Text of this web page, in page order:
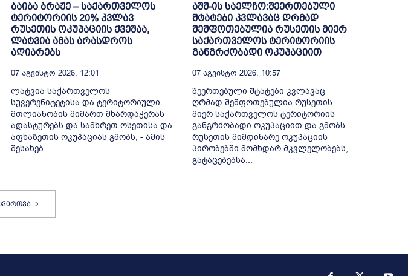
ბაიბა ბრაჟე – საქართველოს
ტერიტორიის 20% კვლავ
რუსეთის ოკუპაციის ქვეშაა,
ლატვია ამას არასდროს
აღიარებს
07 Აგვისტო 2026, 12:01
ლატვია საქართველოს
სუვერენიტეტისა და ტერიტორიული
მთლიანობის მიმართ მხარდაჭერას
ადასტურებს და სამხრეთ ოსეთისა და
აფხაზეთის ოკუპაციას გმობს, - ამის
შესახებ...
აშშ-ის საელჩო:შეერთებული
შტატები კვლავაც ღრმად
შეშფოთებულია რუსეთის მიერ
საქართველოს ტერიტორიის
განგრძობადი ოკუპაციით
07 Აგვისტო 2026, 10:57
შეერთებული შტატები კვლავაც
ღრმად შეშფოთებულია რუსეთის
მიერ საქართველოს ტერიტორიის
განგრძობადი ოკუპაციით და გმობს
რუსეთის მიმდინარე ოკუპაციის
პირობებში მომხდარ მკვლელობებს,
გატაცებებსა...